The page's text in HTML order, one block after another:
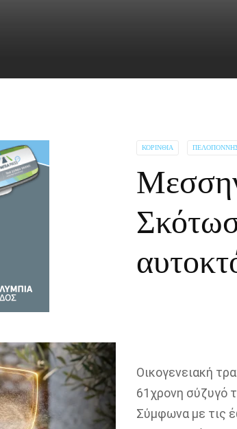
ΚΟΡΙΝΘΊΑ
Οικογενειακή
61χρονη σύζυγό
Σύμφωνα με τις